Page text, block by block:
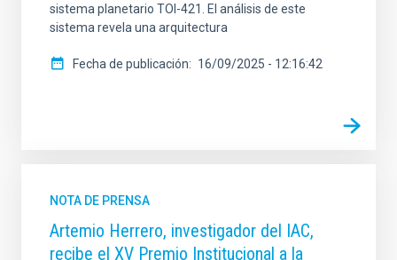
sistema planetario TOI-421. El análisis de este
sistema revela una arquitectura
Fecha de publicación 16/09/2025 - 12:16:42
NOTA DE PRENSA
Artemio Herrero, investigador del IAC,
recibe el XV Premio Institucional a la